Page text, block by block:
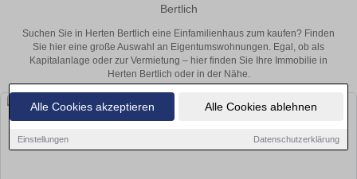
Alle Cookies akzeptieren Alle Cookies ablehnen
Einstellungen Datenschutzerklärung
Bertlich
Suchen Sie in Herten Bertlich eine Einfamilienhaus zum kaufen? Finden
Sie hier eine große Auswahl an Eigentumswohnungen. Egal, ob als
Kapitalanlage oder zur Vermietung – hier finden Sie Ihre Immobilie in
Herten Bertlich oder in der Nähe.